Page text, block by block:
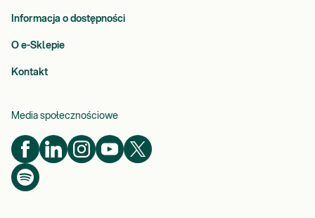
Informacja o dostępności
O e-Sklepie
Kontakt
Media społecznościowe